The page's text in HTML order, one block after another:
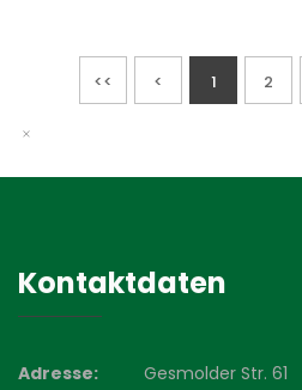
<< < 1 2
Kontaktdaten
Adresse:
Gesmolder Str. 61